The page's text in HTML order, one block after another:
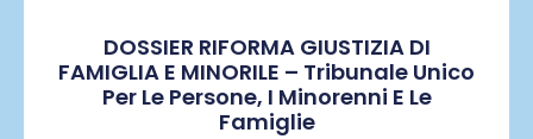
DOSSIER RIFORMA GIUSTIZIA DI
FAMIGLIA E MINORILE – Tribunale Unico
Per Le Persone, I Minorenni E Le
Famiglie